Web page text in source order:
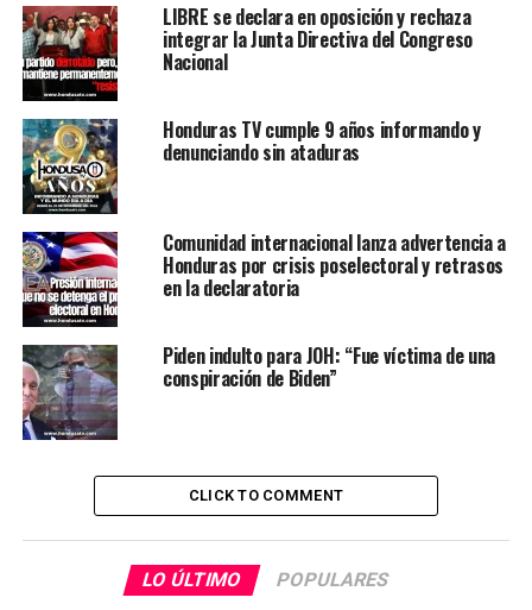
LIBRE se declara en oposición y rechaza
integrar la Junta Directiva del Congreso
Nacional
Honduras TV cumple 9 años informando y
denunciando sin ataduras
Comunidad internacional lanza advertencia a
Honduras por crisis poselectoral y retrasos
en la declaratoria
Piden indulto para JOH: “Fue víctima de una
conspiración de Biden”
CLICK TO COMMENT
LO ÚLTIMO POPULARES